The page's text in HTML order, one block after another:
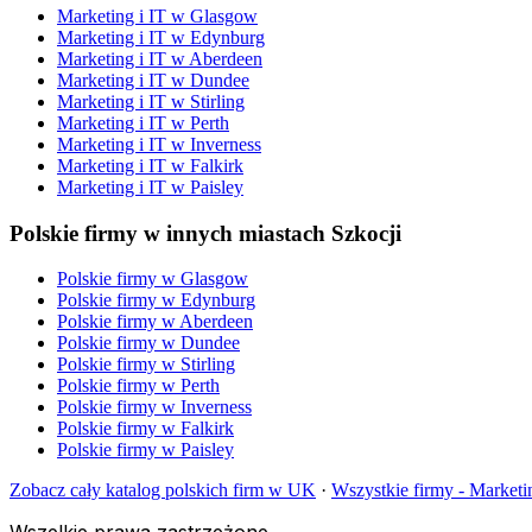
Marketing i IT w Glasgow
Marketing i IT w Edynburg
Marketing i IT w Aberdeen
Marketing i IT w Dundee
Marketing i IT w Stirling
Marketing i IT w Perth
Marketing i IT w Inverness
Marketing i IT w Falkirk
Marketing i IT w Paisley
Polskie firmy w innych miastach Szkocji
Polskie firmy w Glasgow
Polskie firmy w Edynburg
Polskie firmy w Aberdeen
Polskie firmy w Dundee
Polskie firmy w Stirling
Polskie firmy w Perth
Polskie firmy w Inverness
Polskie firmy w Falkirk
Polskie firmy w Paisley
Zobacz cały katalog polskich firm w UK · Wszystkie firmy -